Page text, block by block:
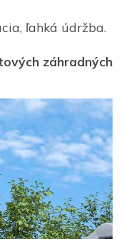
ľahká údržba.
záhradných